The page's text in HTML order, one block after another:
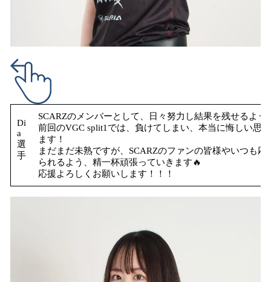
Di
a
選
手
SCARZのメンバーとして、日々努力し結果を残せるよう
前回のVGC split1では、負けてしまい、本当に悔しい思
ます！
まだまだ未熟ですが、SCARZのファンの皆様やいつも
られるよう、精一杯頑張っていきます🔥
応援よろしくお願いします！！！